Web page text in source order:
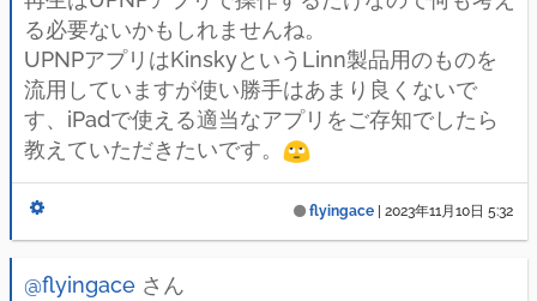
る必要ないかもしれませんね。
UPNPアプリはKinskyというLinn製品用のものを
流用していますが使い勝手はあまり良くないで
す、iPadで使える適当なアプリをご存知でしたら
教えていただきたいです。
flyingace 2023年11月10日 5:32
@flyingace さん